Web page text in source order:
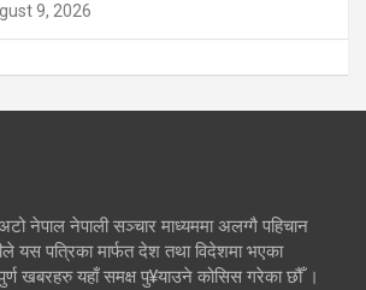
9, 2026
नेपाल नेपाली सञ्चार माध्यममा अलग्गै पहिचान
यस पत्रिका मार्फत देश तथा विदेशमा भएका
खबरहरु यहाँ समक्ष पु¥याउने कोसिस गरेका छौँ ।